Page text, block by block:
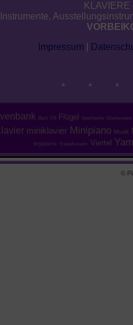
Impressum
* * *
Buch C6 Flügel Geschenke Glockenspiel
miniklavier Minipiano Musik
toypiano TransAcoustic Viertel
©